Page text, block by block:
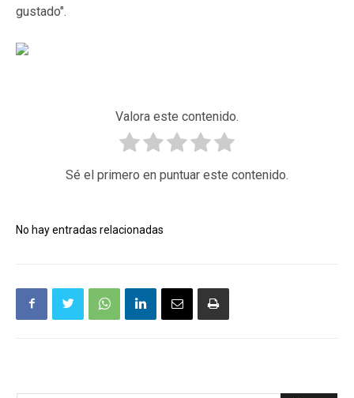
gustado".
Valora este contenido.
Sé el primero en puntuar este contenido.
No hay entradas relacionadas